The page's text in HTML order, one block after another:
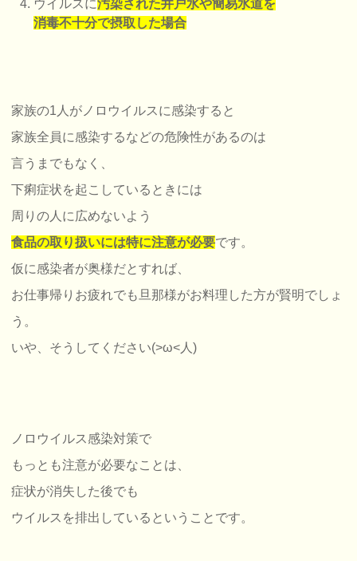
ウイルスに汚染された井戸水や簡易水道を
消毒不十分で摂取した場合
家族の1人がノロウイルスに感染すると
家族全員に感染するなどの危険性があるのは
言うまでもなく、
下痢症状を起こしているときには
周りの人に広めないよう
食品の取り扱いには特に注意が必要です。
仮に感染者が奥様だとすれば、
お仕事帰りお疲れでも旦那様がお料理した方が賢明でしょ
う。
いや、そうしてください(>ω<人)
ノロウイルス感染対策で
もっとも注意が必要なことは、
症状が消失した後でも
ウイルスを排出しているということです。